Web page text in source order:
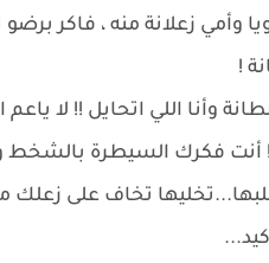
وأمي زعلانة منه ، فاكر
!
وأنا اللي اتحايل !! لا
فكرك السيطرة بالشخط
تخاف على